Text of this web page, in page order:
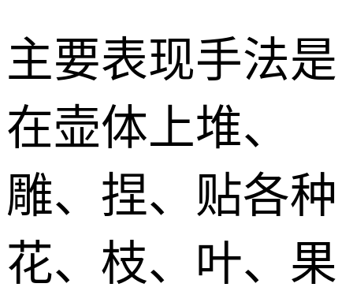
主要表现手法是
在壶体上堆、
雕、捏、贴各种
花、枝、叶、果